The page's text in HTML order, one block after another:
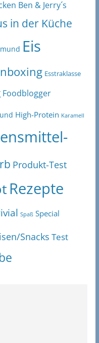
Ben & Jerry´s
in der Küche
Eis
Esstraklasse
Foodblogger
High-Protein Karamell
Produkt-Test
Rezepte
Spaß Special
Snacks Test